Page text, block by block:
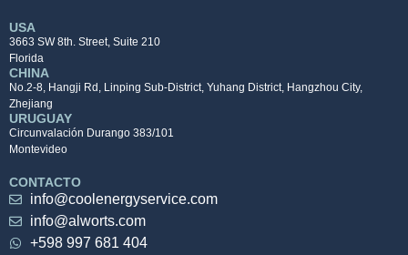
USA
3663 SW 8th. Street, Suite 210
Florida
CHINA
No.2-8, Hangji Rd, Linping Sub-District, Yuhang District, Hangzhou City,
Zhejiang
URUGUAY
Circunvalación Durango 383/101
Montevideo
CONTACTO
info@coolenergyservice.com
info@alworts.com
+598 997 681 404